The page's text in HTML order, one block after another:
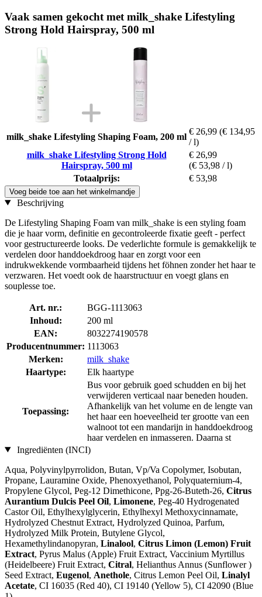
Vaak samen gekocht met milk_shake Lifestyling
Strong Hold Hairspray, 500 ml
milk_shake Lifestyling Shaping Foam, 200 ml
€ 26,99 (€ 134,95
/ l)
milk_shake Lifestyling Strong Hold
Hairspray, 500 ml
€ 26,99
(€ 53,98 / l)
Totaalprijs:
€ 53,98
Voeg beide toe aan het winkelmandje
Beschrijving
De Lifestyling Shaping Foam van milk_shake is een styling foam
die je haar vorm, definitie en gecontroleerde fixatie geeft - perfect
voor gestructureerde looks. De vederlichte formule is gemakkelijk te
verdelen door handdoekdroog haar en zorgt voor een
indrukwekkende vormbaarheid tijdens het föhnen zonder het haar te
verzwaren. Het voedt ook de haarstructuur en voegt glans en
souplesse toe.
Art. nr.:
BGG-1113063
Inhoud:
200 ml
EAN:
8032274190578
Producentnummer: 1113063
Merken:
milk_shake
Haartype:
Elk haartype
Toepassing:
Bus voor gebruik goed schudden en bij het
verwijderen verticaal naar beneden houden.
Afhankelijk van het volume en de lengte van
het haar een hoeveelheid ter grootte van een
walnoot tot een mandarijn in handdoekdroog
haar verdelen en inmasseren. Daarna st
Ingrediënten (INCI)
Aqua, Polyvinylpyrrolidon, Butan, Vp/Va Copolymer, Isobutan,
Propane, Lauramine Oxide, Phenoxyethanol, Polyquaternium-4,
Propylene Glycol, Peg-12 Dimethicone, Ppg-26-Buteth-26, Citrus
Aurantium Dulcis Peel Oil, Limonene, Peg-40 Hydrogenated
Castor Oil, Ethylhexylglycerin, Ethylhexyl Methoxycinnamate,
Hydrolyzed Chestnut Extract, Hydrolyzed Quinoa, Parfum,
Hydrolyzed Milk Protein, Butylene Glycol,
Hexamethylindanopyran, Linalool, Citrus Limon (Lemon) Fruit
Extract, Pyrus Malus (Apple) Fruit Extract, Vaccinium Myrtillus
(Heidelbeere) Fruit Extract, Citral, Helianthus Annus (Sunflower )
Seed Extract, Eugenol, Anethole, Citrus Lemon Peel Oil, Linalyl
Acetate, CI 16035 (Red 40), CI 19140 (Yellow 5), CI 42090 (Blue